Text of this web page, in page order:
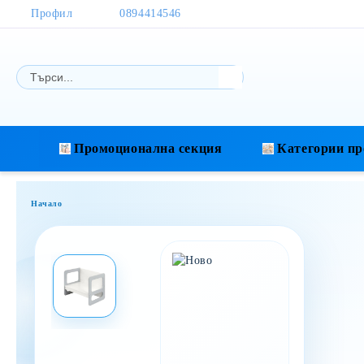
Профил 0894414546
Промоционална секция Категории
Начало